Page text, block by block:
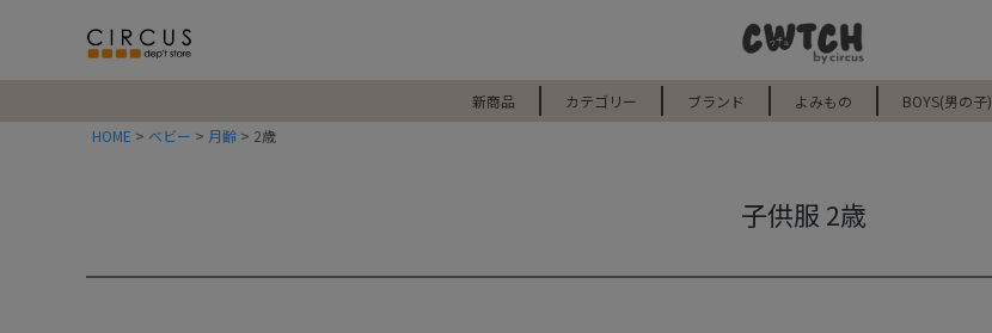
新商品 カテゴリー ブランド よみもの BOYS(男の子)
HOME
ベビー 月齢 2歳
子供服 2歳